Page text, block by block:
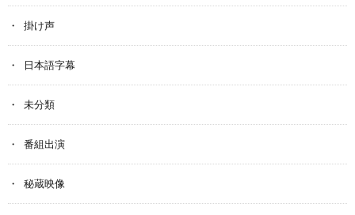
掛け声
日本語字幕
未分類
番組出演
秘蔵映像